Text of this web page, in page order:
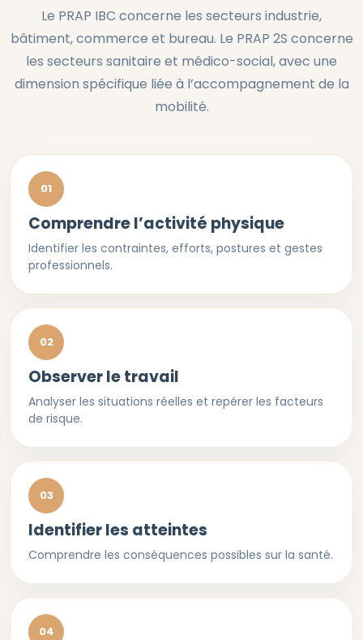
Le PRAP IBC concerne les secteurs industrie,
bâtiment, commerce et bureau. Le PRAP 2S concerne
les secteurs sanitaire et médico-social, avec une
dimension spécifique liée à l’accompagnement de la
mobilité.
01
Comprendre l’activité physique
Identifier les contraintes, efforts, postures et gestes
professionnels.
02
Observer le travail
Analyser les situations réelles et repérer les facteurs
de risque.
03
Identifier les atteintes
Comprendre les conséquences possibles sur la santé.
04